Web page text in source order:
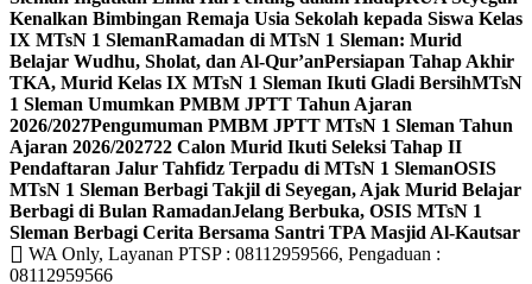
Kenalkan Bimbingan Remaja Usia Sekolah kepada Siswa Kelas
IX MTsN 1 SlemanRamadan di MTsN 1 Sleman: Murid
Belajar Wudhu, Sholat, dan Al-Qur’anPersiapan Tahap Akhir
TKA, Murid Kelas IX MTsN 1 Sleman Ikuti Gladi BersihMTsN
1 Sleman Umumkan PMBM JPTT Tahun Ajaran
2026/2027Pengumuman PMBM JPTT MTsN 1 Sleman Tahun
Ajaran 2026/202722 Calon Murid Ikuti Seleksi Tahap II
Pendaftaran Jalur Tahfidz Terpadu di MTsN 1 SlemanOSIS
MTsN 1 Sleman Berbagi Takjil di Seyegan, Ajak Murid Belajar
Berbagi di Bulan RamadanJelang Berbuka, OSIS MTsN 1
Sleman Berbagi Cerita Bersama Santri TPA Masjid Al-Kautsar
WA Only, Layanan PTSP : 08112959566, Pengaduan :
08112959566